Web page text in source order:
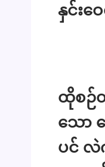
နှင်း
ထိုစဉ်
သော
ပင်